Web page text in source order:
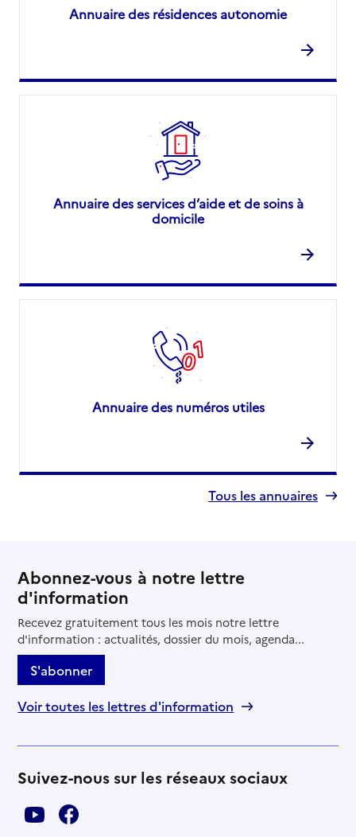
Annuaire des résidences autonomie
Annuaire des services d’aide et de soins à
domicile
Annuaire des numéros utiles
Tous les annuaires
Abonnez-vous à notre lettre
d'information
Recevez gratuitement tous les mois notre lettre
d'information : actualités, dossier du mois, agenda...
S'abonner
Voir toutes les lettres d'information
Suivez-nous sur les réseaux sociaux